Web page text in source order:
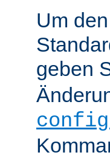
Um
geben